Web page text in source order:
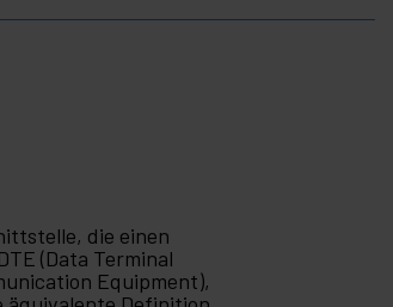
die einen
(Data Terminal
Equipment),